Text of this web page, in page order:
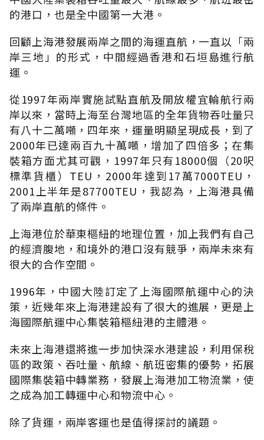
的港口，也是全中國第一大港。
回顧上海港發展兩岸之間的海運直航，一直以「兩
岸三地」的形式，中間經過香港和石垣島進行航
運。
從1997年兩岸實施試點直航及開放權宜輪航行兩
岸以來，當時上海至台灣地區的全年貨物吞吐量只
有八十二萬噸，四年來，運量明顯呈現成長，到了
2000年已達兩百九十萬噸，增加了四倍多；在集
裝箱方面尤其可觀，1997年只有18000個（20呎
標準貨櫃）TEU，2000年達到17萬7000TEU，
2001上半年是87700TEU，我認為，上海港具備
了兩岸直航的條件。
上海港位於華東樞紐的地理位置，加上我們有自己
的經濟腹地，和境外的港口沒有競爭，兩岸未來有
很大的合作空間。
1996年，中國大陸訂定了上海國際航運中心的決
策，近幾年來上海港建設有了很大的進展，更是上
海國際航運中心集裝箱樞紐港的主體港。
未來上海港還將進一步加快深水港建設，利用保稅
區的政策、吞吐量、航線、航班密集的優勢，拓展
國際集裝箱中轉業務，發展上海港加工物流業，使
之成為加工轉運中心和物流中心。
除了貨運，兩岸客運也是值得探討的議題。